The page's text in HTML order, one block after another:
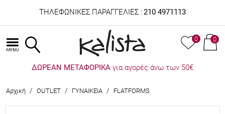
ΤΗΛΕΦΩΝΙΚΕΣ ΠΑΡΑΓΓΕΛΙΕΣ : 210 4971113
0 0
ΔΩΡΕΑΝ ΜΕΤΑΦΟΡΙΚΑ για αγορές άνω των 50€
Αρχική / OUTLET / ΓΥΝΑΙΚΕΙΑ / FLATFORMS